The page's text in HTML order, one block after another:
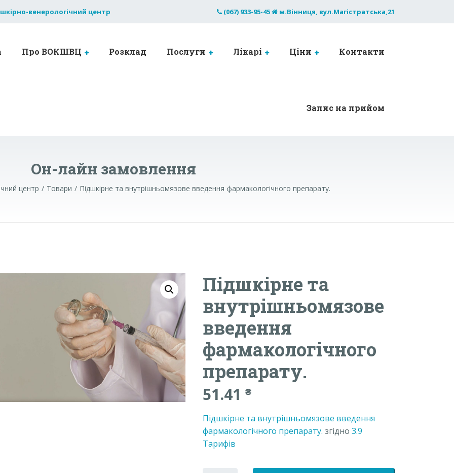
венерологічний центр (067) 933-95-45 м.Вінниця, вул.Магістратська,21
Про ВОКШВЦ Розклад Послуги Лікарі Ціни Контакти
Запис на прийом
Он-лайн замовлення
центр Товари Підшкірне та внутрішньомязове введення фармакологічного препарату.
Підшкірне та
внутрішньомязове
введення
фармакологічного
препарату.
51.41₴
Підшкірне та внутрішньомязове введення
фармакологічного препарату. згідно3.9
Тарифів